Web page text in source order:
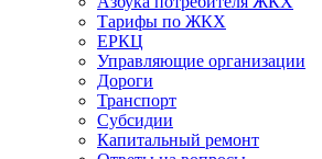
Тарифы по ЖКХ
ЕРКЦ
Управляющие организации
Дороги
Транспорт
Субсидии
Капитальный ремонт